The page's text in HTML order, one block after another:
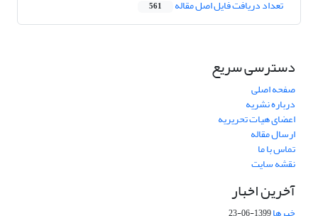
تعداد دریافت فایل اصل مقاله 561
دسترسی سریع
صفحه اصلی
درباره نشریه
اعضای هیات تحریریه
ارسال مقاله
تماس با ما
نقشه سایت
آخرین اخبار